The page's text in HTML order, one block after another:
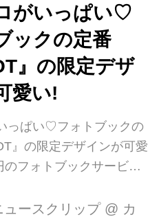
ィングスの通販サイト
所」にて本日発売! ・
ィ」「マイメロディ」
ンスターズ」の全12種類
のは、サンリオの中でも
誇る「ハローキティ」
ィ」「リトルツインスタ
ララ)の3キャラクター、
キティちゃんのリ...
がいっぱい♡
ックの定番
』の限定デザ
愛い!
っぱい♡フォトブックの
』の限定デザインが可愛
のフォトブックサービス
ロディ”の限定デザイン
ュースクリップ @ カ